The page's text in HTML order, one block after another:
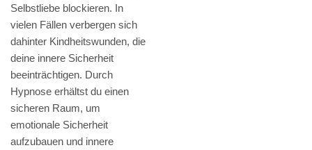
Selbstliebe blockieren. In
vielen Fällen verbergen sich
dahinter Kindheitswunden, die
deine innere Sicherheit
beeinträchtigen. Durch
Hypnose erhältst du einen
sicheren Raum, um
emotionale Sicherheit
aufzubauen und innere